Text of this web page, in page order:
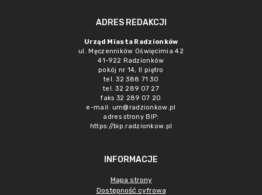
ADRES REDAKCJI
Urząd Miasta Radzionków
ul. Męczenników Oświęcimia 42
41-922 Radzionków
pokój nr 14, II piętro
tel. 32 388 71 30
tel. 32 289 07 27
faks 32 289 07 20
e-mail: um@radzionkow.pl
adres strony BIP:
https://bip.radzionkow.pl
INFORMACJE
Mapa strony
Dostępność cyfrowa